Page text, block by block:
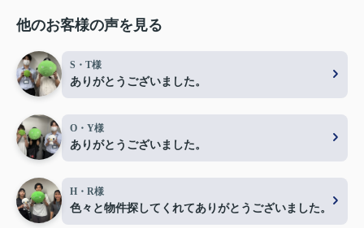
他のお客様の声を見る
S・T様
ありがとうございました。
O・Y様
ありがとうございました。
H・R様
色々と物件探してくれてありがとうございました。